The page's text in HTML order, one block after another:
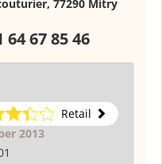
77290 Mitry
64 67 85 46
Retail
2013